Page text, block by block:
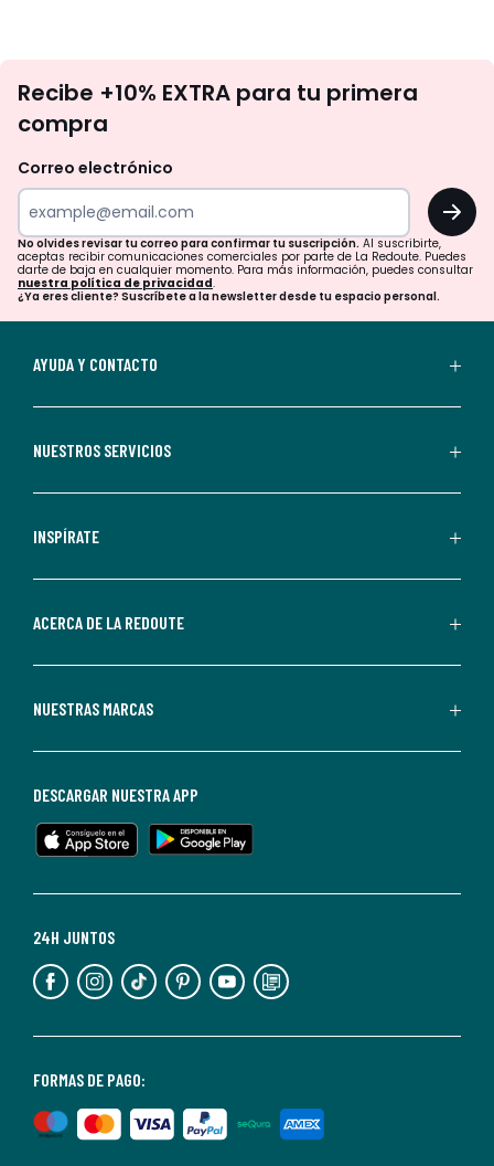
te
tu
para
confirmar
tu
suscripción.
aceptas
comerciales
personalizadas
parte
Redoute.
de
en
cualquier
Para
información,
puedes
nuestra
de
privacidad</2>.
Recibe +10% EXTRA para tu primera
compra
Correo electrónico
OK
No olvides revisar tu correo para confirmar tu suscripción. Al suscribirte,
aceptas recibir comunicaciones comerciales por parte de La Redoute. Puedes
darte de baja en cualquier momento. Para más información, puedes consultar
nuestra política de privacidad.
¿Ya eres cliente? Suscríbete a la newsletter desde tu espacio personal.
AYUDA Y CONTACTO
NUESTROS SERVICIOS
INSPÍRATE
ACERCA DE LA REDOUTE
NUESTRAS MARCAS
FORMAS DE PAGO:
24H JUNTOS
DESCARGAR NUESTRA APP